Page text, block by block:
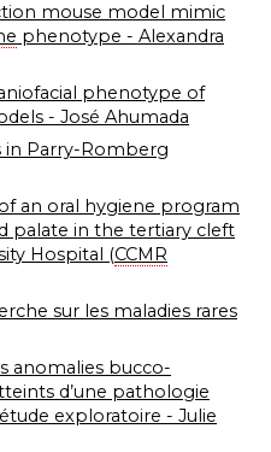
mouse model mimic
phenotype - Alexandra
phenotype of
- José Ahumada
in Parry-Romberg
an oral hygiene program
palate in the tertiary cleft
Hospital (CCMR
sur les maladies rares
anomalies bucco-
d’une pathologie
exploratoire - Julie